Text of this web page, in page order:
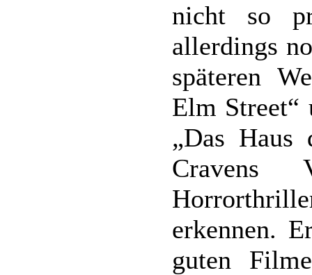
nicht so
allerdings
späteren
Elm Street“
„Das Haus
Cravens
erkennen.
guten